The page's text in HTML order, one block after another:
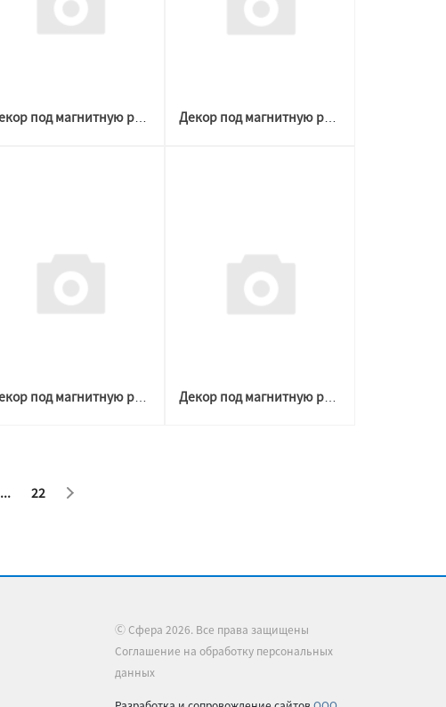
Декор под магнитную решетку БЕЛАЯ D 60-120 №2 (Welton) Декор под магнитную решетку БЕЛАЯ D 60-120 №1 (Welton)
Декор под магнитную решетку БЕЛАЯ D 100-200 №1 (Welton)
... 22
Ⓒ Сфера 2026. Все права защищены
Соглашение на обработку персональных
данных